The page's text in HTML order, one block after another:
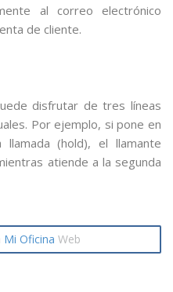
al correo electrónico
de cliente.
disfrutar de tres líneas
Por ejemplo, si pone en
(hold), el llamante
atiende a la segunda
Mi Oficina Web